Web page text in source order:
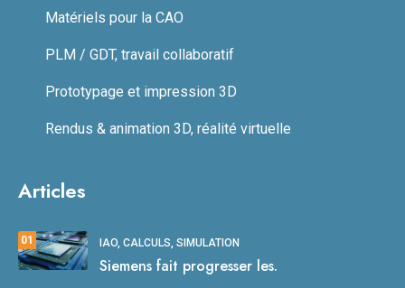
Matériels pour la CAO
PLM / GDT, travail collaboratif
Prototypage et impression 3D
Rendus & animation 3D, réalité virtuelle
Articles
01 IAO, CALCULS, SIMULATION
Siemens fait progresser les.